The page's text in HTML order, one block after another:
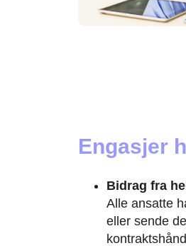
Engasjer
Bidrag fra
Alle ansatte
eller sende